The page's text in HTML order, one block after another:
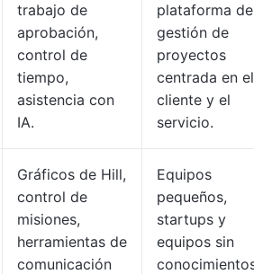
trabajo de
aprobación,
control de
tiempo,
asistencia con
IA.
plataforma de
gestión de
proyectos
centrada en el
cliente y el
servicio.
Gráficos de Hill,
control de
misiones,
herramientas de
comunicación
Equipos
pequeños,
startups y
equipos sin
conocimientos